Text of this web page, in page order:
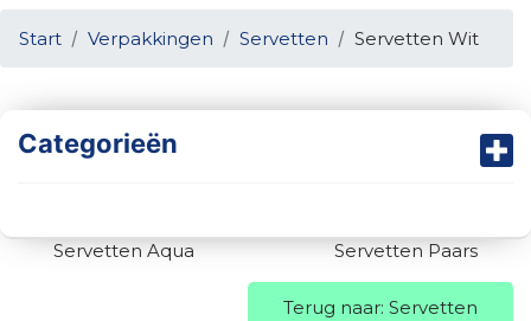
Start Verpakkingen Servetten Servetten Wit
Categorieën
Servetten Aqua Servetten Paars
Terug naar: Servetten